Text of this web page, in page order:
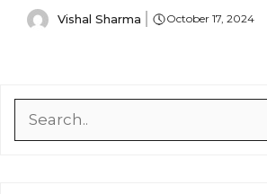
Vishal Sharma October 17, 2024